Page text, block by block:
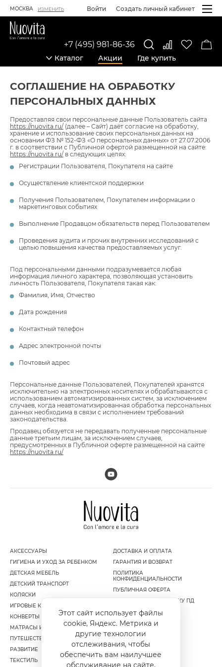
МОСКВА ИЗМЕНИТЬ Войти Создать личный кабинет
Каталог Акции Где купить
+7 (495) 981-86-36
СОГЛАШЕНИЕ НА ОБРАБОТКУ
ПЕРСОНАЛЬНЫХ ДАННЫХ
Предоставляя свои персональные данные Пользователь сайта
https://nuovita.ru/ (далее – Сайт) даёт согласие на обработку,
хранение и использование своих персональных данных на
основании ФЗ № 152-ФЗ «О персональных данных» от 27.07.2006
г. в соответствии с Публичной офертой размещенной на сайте:
https://nuovita.ru/ в следующих целях:
Регистрации Пользователя, Покупателя на сайте
Осуществление клиентской поддержки
Получения Пользователем, Покупателем информации о
маркетинговых событиях
Выполнение Продавцом обязательств перед Пользователем
Проведения аудита и прочих внутренних исследований с
целью повышения качества предоставляемых услуг.
Под персональными данными подразумевается любая
информация личного характера, позволяющая установить
личность Пользователя, Покупателя такая как:
Фамилия, Имя, Отчество
Дата рождения
Контактный телефон
Адрес электронной почты
Почтовый адрес
Персональные данные Пользователей, Покупателей хранятся
исключительно на электронных носителях и обрабатываются с
использованием автоматизированных систем, за исключением
случаев, когда неавтоматизированная обработка персональных
данных необходима в связи с исполнением требований
законодательства.
Продавец обязуется не передавать полученные персональные
данные третьим лицам, за исключением случаев,
предусмотренных в Публичной оферте размещенной на сайте
https://nuovita.ru/
АКСЕССУАРЫ
ГИГИЕНА И УХОД ЗА РЕБЕНКОМ
ДЕТСКАЯ МЕБЕЛЬ
ДЕТСКИЙ ТРАНСПОРТ
КОЛЯСКИ
ИГРОВЫЕ КОМПЛЕКСЫ
КОНВЕРТЫ И МУФТЫ
МАТРАСЫ И НАМАТРАСНИКИ
ПУТЕШЕСТВИЕ
РАЗВИТИЕ
ТЕКСТИЛЬ
ДОСТАВКА И ОПЛАТА
ГАРАНТИЯ И ВОЗВРАТ
ПОЛИТИКА
КОНФИДЕНЦИАЛЬНОСТИ
ПУБЛИЧНАЯ ОФЕРТА
СОГЛАСИЕ НА ОБРАБОТКУ ПД
Этот сайт использует файлы
cookie, Яндекс. Метрика и
другие технологии
отслеживания, чтобы
обеспечить вам наилучшее
обслуживание на сайте.